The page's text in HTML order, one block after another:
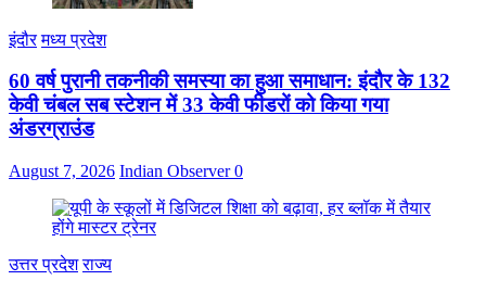
इंदौर मध्य प्रदेश
60 वर्ष पुरानी तकनीकी समस्या का हुआ समाधान: इंदौर के 132
केवी चंबल सब स्टेशन में 33 केवी फीडरों को किया गया
अंडरग्राउंड
August 7, 2026 Indian Observer0
उत्तर प्रदेश राज्य